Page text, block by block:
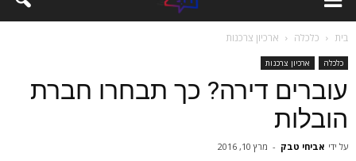
בית כלכלה ארכיון צרכנות
כלכלה ארכיון צרכנות
עוברים דירה? כך תבחרו חברת
הובלות
על ידי אביחי טבק - מרץ 10, 2016